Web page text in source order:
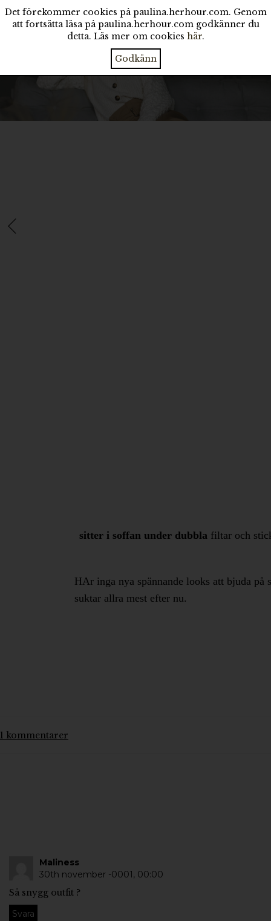
Det förekommer cookies på paulina.herhour.com. Genom
att fortsätta läsa på paulina.herhour.com godkänner du
detta. Läs mer om cookies här.
Godkänn
sitter i soffan under dubbla filtar och
HAr inga nya spännande looks att bjuda
suktar allra mest efter nu.
1 kommentarer
Maliness
30th november -0001, 00:00
Så snygg outfit ?
Svara